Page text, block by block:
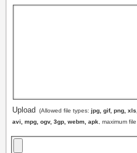
Upload (Allowed file types: jpg, gif, png,
avi, mpg, ogv, 3gp, webm, apk , maximum